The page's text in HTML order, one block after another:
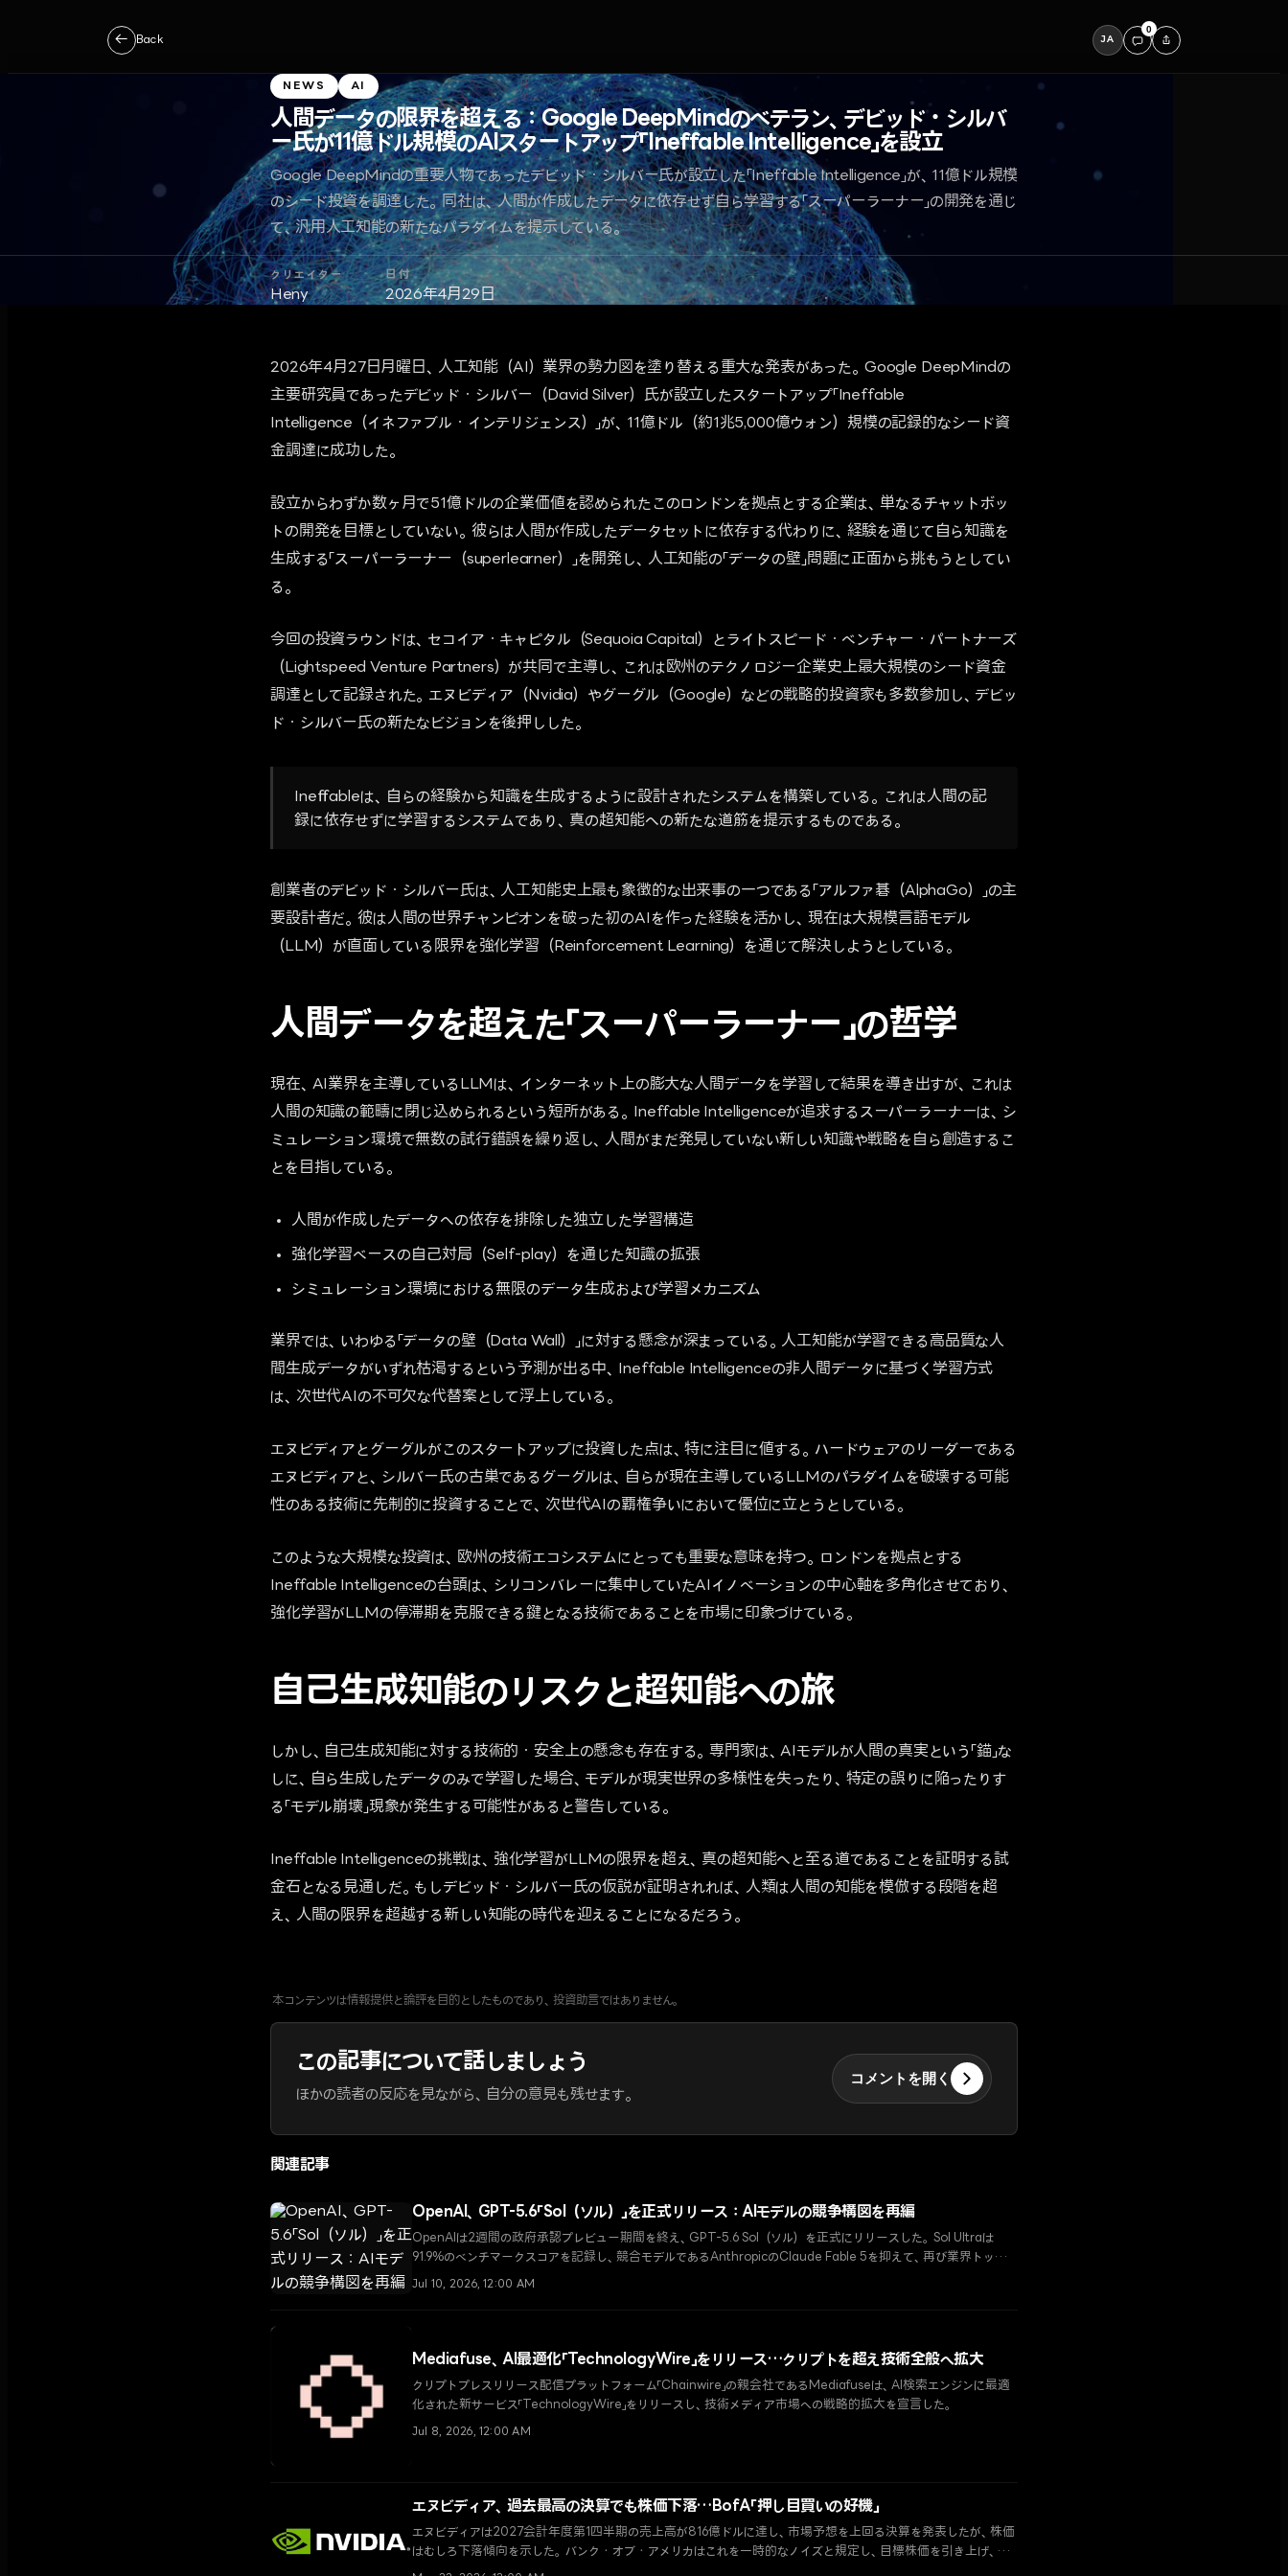
← Back JA
0
NEWS AI
人間データの限界を超える：Google DeepMindのベテラン、デビッド・シルバ
ー氏が11億ドル規模のAIスタートアップ「Ineffable Intelligence」を設立
Google DeepMindの重要人物であったデビッド・シルバー氏が設立した「Ineffable Intelligence」が、11億ドル規模
のシード投資を調達した。同社は、人間が作成したデータに依存せず自ら学習する「スーパーラーナー」の開発を通じ
て、汎用人工知能の新たなパラダイムを提示している。
クリエイター
Heny
日付
2026年4月29日
2026年4月27日月曜日、人工知能（AI）業界の勢力図を塗り替える重大な発表があった。Google DeepMindの
主要研究員であったデビッド・シルバー（David Silver）氏が設立したスタートアップ「Ineffable
Intelligence（イネファブル・インテリジェンス）」が、11億ドル（約1兆5,000億ウォン）規模の記録的なシード資
金調達に成功した。
設立からわずか数ヶ月で51億ドルの企業価値を認められたこのロンドンを拠点とする企業は、単なるチャットボッ
トの開発を目標としていない。彼らは人間が作成したデータセットに依存する代わりに、経験を通じて自ら知識を
生成する「スーパーラーナー（superlearner）」を開発し、人工知能の「データの壁」問題に正面から挑もうとしてい
る。
今回の投資ラウンドは、セコイア・キャピタル（Sequoia Capital）とライトスピード・ベンチャー・パートナーズ
（Lightspeed Venture Partners）が共同で主導し、これは欧州のテクノロジー企業史上最大規模のシード資金
調達として記録された。エヌビディア（Nvidia）やグーグル（Google）などの戦略的投資家も多数参加し、デビッ
ド・シルバー氏の新たなビジョンを後押しした。
Ineffableは、自らの経験から知識を生成するように設計されたシステムを構築している。これは人間の記
録に依存せずに学習するシステムであり、真の超知能への新たな道筋を提示するものである。
創業者のデビッド・シルバー氏は、人工知能史上最も象徴的な出来事の一つである「アルファ碁（AlphaGo）」の主
要設計者だ。彼は人間の世界チャンピオンを破った初のAIを作った経験を活かし、現在は大規模言語モデル
（LLM）が直面している限界を強化学習（Reinforcement Learning）を通じて解決しようとしている。
人間データを超えた「スーパーラーナー」の哲学
現在、AI業界を主導しているLLMは、インターネット上の膨大な人間データを学習して結果を導き出すが、これは
人間の知識の範疇に閉じ込められるという短所がある。Ineffable Intelligenceが追求するスーパーラーナーは、シ
ミュレーション環境で無数の試行錯誤を繰り返し、人間がまだ発見していない新しい知識や戦略を自ら創造するこ
とを目指している。
人間が作成したデータへの依存を排除した独立した学習構造
強化学習ベースの自己対局（Self-play）を通じた知識の拡張
シミュレーション環境における無限のデータ生成および学習メカニズム
業界では、いわゆる「データの壁（Data Wall）」に対する懸念が深まっている。人工知能が学習できる高品質な人
間生成データがいずれ枯渇するという予測が出る中、Ineffable Intelligenceの非人間データに基づく学習方式
は、次世代AIの不可欠な代替案として浮上している。
エヌビディアとグーグルがこのスタートアップに投資した点は、特に注目に値する。ハードウェアのリーダーである
エヌビディアと、シルバー氏の古巣であるグーグルは、自らが現在主導しているLLMのパラダイムを破壊する可能
性のある技術に先制的に投資することで、次世代AIの覇権争いにおいて優位に立とうとしている。
このような大規模な投資は、欧州の技術エコシステムにとっても重要な意味を持つ。ロンドンを拠点とする
Ineffable Intelligenceの台頭は、シリコンバレーに集中していたAIイノベーションの中心軸を多角化させており、
強化学習がLLMの停滞期を克服できる鍵となる技術であることを市場に印象づけている。
自己生成知能のリスクと超知能への旅
しかし、自己生成知能に対する技術的・安全上の懸念も存在する。専門家は、AIモデルが人間の真実という「錨」な
しに、自ら生成したデータのみで学習した場合、モデルが現実世界の多様性を失ったり、特定の誤りに陥ったりす
る「モデル崩壊」現象が発生する可能性があると警告している。
Ineffable Intelligenceの挑戦は、強化学習がLLMの限界を超え、真の超知能へと至る道であることを証明する試
金石となる見通しだ。もしデビッド・シルバー氏の仮説が証明されれば、人類は人間の知能を模倣する段階を超
え、人間の限界を超越する新しい知能の時代を迎えることになるだろう。
本コンテンツは情報提供と論評を目的としたものであり、投資助言ではありません。
この記事について話しましょう
ほかの読者の反応を見ながら、自分の意見も残せます。
コメントを開く
関連記事
OpenAI、GPT-5.6「Sol（ソル）」を正式リリース：AIモデルの競争構図を再編
OpenAIは2週間の政府承認プレビュー期間を終え、GPT-5.6 Sol（ソル）を正式にリリースした。Sol Ultraは
91.9%のベンチマークスコアを記録し、競合モデルであるAnthropicのClaude Fable 5を抑えて、再び業界トップの
座に返り咲いた。
Jul 10, 2026, 12:00 AM
Mediafuse、AI最適化「TechnologyWire」をリリース…クリプトを超え技術全般へ拡大
クリプトプレスリリース配信プラットフォーム「Chainwire」の親会社であるMediafuseは、AI検索エンジンに最適
化された新サービス「TechnologyWire」をリリースし、技術メディア市場への戦略的拡大を宣言した。
Jul 8, 2026, 12:00 AM
エヌビディア、過去最高の決算でも株価下落…BofA「押し目買いの好機」
エヌビディアは2027会計年度第1四半期の売上高が816億ドルに達し、市場予想を上回る決算を発表したが、株価
はむしろ下落傾向を示した。バンク・オブ・アメリカはこれを一時的なノイズと規定し、目標株価を引き上げ、強
力な買い推奨を維持した。